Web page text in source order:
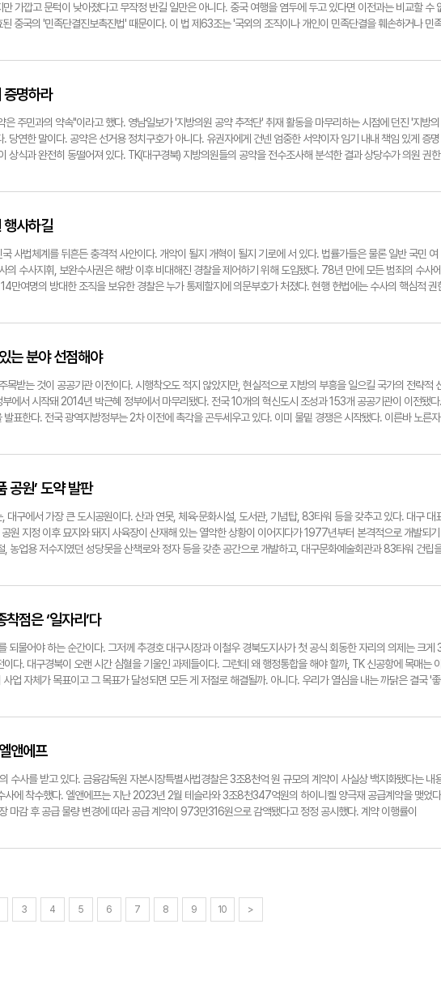
가깝고 문턱이 낮아졌다고 무작정 반길 일만은 아니다. 중국 여행을 염두에 두고 있다면 이전과는 비교할 수
중국의 '민족단결진보촉진법' 때문이다. 이 법 제63조는 '국외의 조직이나 개인이 민족단결을 훼손하거나 민
민족 분열 선동으로 간주될 수 있다. 사실 이 글도 중국 당국의 모니터링망에 포함될 수 있다. 그동안 중국의 민
다면, 중국 방문이나 제3국 경유 시 신변 안전에 커다란 변수가 생길 수 있음을 인지해야 한다. 중국은 지금 국경
해하고 있다. 논설실기자 ynnews@yeongnam.com
명하라
주민과의 약속"이라고 했다. 영남일보가 '지방의원 공약 추적단' 취재 활동을 마무리하는 시점에 던진 '지방의
당연한 말이다. 공약은 선거용 정치구호가 아니다. 유권자에게 건넨 엄중한 서약이자 임기 내내 책임 있게 증명
상식과 완전히 동떨어져 있다. TK(대구경북) 지방의원들의 공약을 전수조사해 분석한 결과 상당수가 의원 권한
어, 책임정치의 판 자체를 무너뜨린다. 이제 말로만 책임정치를 외칠 것이 아니라, '지방의원 공약 이행 정보공
. 조례를 통해 의원별 공약 내용과 이행 과정, 예산 확보 현황을 상시 점검하고 주민에게 투명하게 전면 공개해
다. TK 지방의회가 스스로 감시받을 용기가 있음을 입증하기 바란다. 논설실기자 ynnews@yeongnam.com
사하길
사법체계를 뒤흔든 충격적 사안이다. 개악이 될지 개혁이 될지 기로에 서 있다. 법률가들은 물론 일반 국민 여
의 수사지휘, 보완수사권은 해방 이후 비대해진 경찰을 제어하기 위해 도입됐다. 78년 만에 모든 범죄의 수사에
만여명의 방대한 조직을 보유한 경찰은 누가 통제할지에 의문부호가 처졌다. 현행 헌법에는 수사의 핵심적 권
권) 행사를 촉구했다. 이재명 정권은 이를 정치적 공격으로만 보아서는 안 된다. 정성호 법무부장관과 구자현
정의의 길이 아니라는 점을 시사한다. 4일 국무회의가 열리고 이 사안이 의제에 오른다. 이 대통령은 이번 개
부터 증명해야 한다. 이 대통령은 거부권 행사를 심각하게 고려하길 바란다. 민심의 의구심이 지금 미묘한 지점
는 분야 선점해야
목받는 것이 공공기관 이전이다. 시행착오도 적지 않았지만, 현실적으로 지방의 부흥을 일으킬 국가의 전략적
에서 시작돼 2014년 박근혜 정부에서 마무리됐다. 전국 10개의 혁신도시 조성과 153개 공공기관이 이전됐다.
표한다. 전국 광역지방정부는 2차 이전에 촉각을 곤두세우고 있다. 이미 물밑 경쟁은 시작됐다. 이른바 노른자
됐던 대전은 세종시 조성에 따른 역차별 논리를 들고 나오면서 이번 2차 공공기관 이전을 벼르고 있다. 대전은
정부는 2차 이전에서는 과거처럼 나눠먹기가 아니라 지역별 산업과 도시발전의 시너지 효과를 따지겠다고 밝
하는 작업이 핵심이 됐다. 예를 들면 기존 대구 혁신도시 내 신용보증기금에 더해 IBK기업은행, 한국벤처투자,
서 자금조달, 수출까지 포괄하는 영역으로 확장할 수 있다. 대구 신서 및 김천 혁신도시에는 현재 각각 10여개
를 내지 못하고 있다. 공공기관 직원이 거주지를 서울로 두는 행태가 대표적이다. 부산시의 경우 센텀시티를
공원’ 도약 발판
대구에서 가장 큰 도시공원이다. 산과 연못, 체육·문화시설, 도서관, 기념탑, 83타워 등을 갖추고 있다. 대구 대
원 지정 이후 묘지와 돼지 사육장이 산재해 있는 열악한 상황이 이어지다가 1977년부터 본격적으로 개발되기
업용 저수지였던 성당못을 산책로와 정자 등을 갖춘 공간으로 개발하고, 대구문화예술회관과 83타워 건립
될 것으로 보인다. 대구시의 구상안에는 입지가 확정된 대구시 신청사와 두류공원을 연결하는 오버브릿지 설치,
전망이다. 재정이 열악한 지자체로서는 기존 공원의 발전적 개발을 도모하는 데 국가도시공원 지정은 큰 도움
경관, 역사·문화유산 보전을 목적으로 국토교통부 장관이 지정하는 공원이다. 관리주체는 해당 지자체이지만,
. 지난해 8월 국회 본회의에서 '도시공원 및 녹지 등에 관한 법률' 개정안이 통과됨에 따라 두류공원이 국가도시
원 지정을 받기 위한 실무 절차를 추진해왔다. 그리고 법 개정안 통과 전까지는 요건을 충족한 공원은 전국에 한
점은 ‘일자리’다
되물어야 하는 순간이다. 그저께 추경호 대구시장과 이철우 경북도지사가 첫 공식 회동한 자리의 의제는 크게
. 대구경북이 오랜 시간 심혈을 기울인 과제들이다. 그런데 왜 행정통합을 해야 할까, TK 신공항에 목매는 이
업 자체가 목표이고 그 목표가 달성되면 모든 게 저절로 해결될까. 아니다. 우리가 열심을 내는 까닭은 결국 '좋
전히 최대 난제다. 3대 과제를 추진한다고 대구경북이 저절로 변화하지 않는다. 업그레이드가 필요하다. 이들의
착돼야 한다. 예를 들면 이렇다. 신공항 건설의 경우 항공·물류 허브 기능을 동시에 구축, 24시간 운영되는 남부
(MRO), 화물운송, 관광산업에서 양질의 신규 고용 창출이 가능하다. 행정통합도 마찬가지다. 두 지역이 물리
인프라·산업 투자를 확대함으로써 반도체·이차전지·로봇·모빌리티 등 미래 산업을 촘촘히 배치한 광역경제권
기관 이전 또한 연구·행정·기술 전문직 지역 인재의 직접 고용률을 획기적으로 높이고, 대학과 맞춤형 인재 양
앤에프
수사를 받고 있다. 금융감독원 자본시장특별사법경찰은 3조8천억 원 규모의 계약이 사실상 백지화됐다는 내
사에 착수했다. 엘앤에프는 지난 2023년 2월 테슬라와 3조8천347억원의 하이니켈 양극재 공급계약을 맺었다
마감 후 공급 물량 변경에 따라 공급 계약이 973만316원으로 감액됐다고 정정 공시했다. 계약 이행률이
을 철저히 분석해 공급 차질을 인지한 시점과 자사주 매각 결정 사이의 인과관계를 명명백백 밝혀내야 한다. 이
자한 소액주주들이다. 정보의 극단적 비대칭성 속에서 개미 투자자들은 '폭탄 공시'가 터질 때까지 아무런 방어
3 4 5 6 7 8 9 10 >